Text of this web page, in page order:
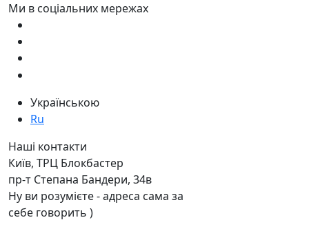
Ми в соціальних мережах
Українською
Ru
Наші контакти
Київ, ТРЦ Блокбастер
пр-т Степана Бандери, 34в
Ну ви розумієте - адреса сама за
себе говорить )